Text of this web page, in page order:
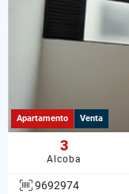
Apartamento Venta
3
Alcoba
9692974